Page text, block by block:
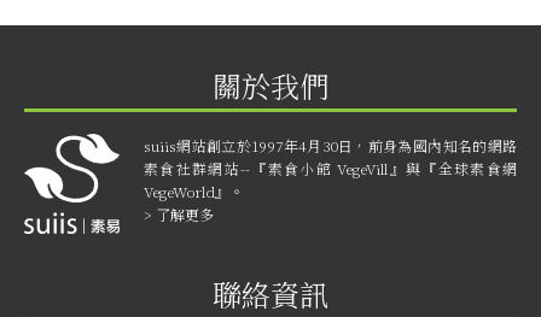
關於我們
suiis網站創立於1997年4月30日，前身為國內知名的網路
素食社群網站--『素食小館 VegeVill』與『全球素食網
VegeWorld』。
> 了解更多
聯絡資訊